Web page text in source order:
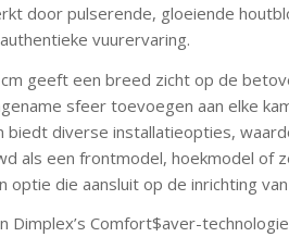
door pulserende, gloeiende
vuurervaring.
geeft een breed zicht op de
sfeer toevoegen aan elke
biedt diverse installatieopties,
als een frontmodel, hoekmodel of
die aansluit op de inrichting
Dimplex’s Comfort$aver-